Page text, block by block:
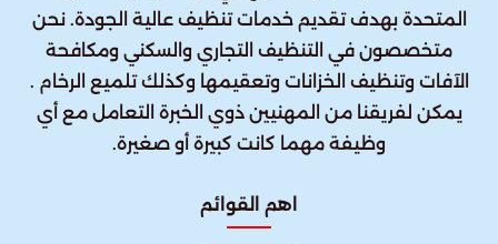
المتحدة بهدف تقديم خدمات تنظيف عالية الجودة. نحن
متخصصون في التنظيف التجاري والسكني ومكافحة
الآفات وتنظيف الخزانات وتعقيمها وكذلك تلميع الرخام .
يمكن لفريقنا من المهنيين ذوي الخبرة التعامل مع أي
وظيفة مهما كانت كبيرة أو صغيرة.
اهم القوائم